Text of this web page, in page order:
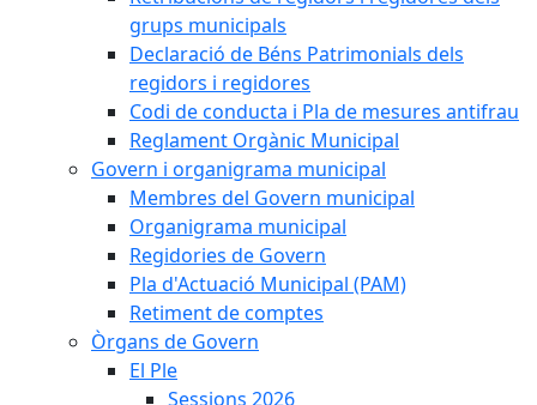
grups municipals
Declaració de Béns Patrimonials dels
regidors i regidores
Codi de conducta i Pla de mesures antifrau
Reglament Orgànic Municipal
Govern i organigrama municipal
Membres del Govern municipal
Organigrama municipal
Regidories de Govern
Pla d'Actuació Municipal (PAM)
Retiment de comptes
Òrgans de Govern
El Ple
Sessions 2026